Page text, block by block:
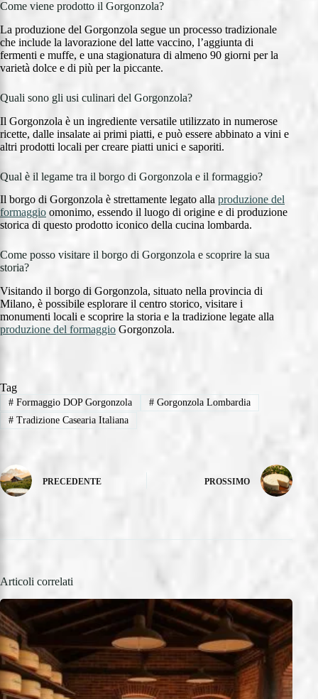
Come viene prodotto il Gorgonzola?
La produzione del Gorgonzola segue un processo tradizionale
che include la lavorazione del latte vaccino, l’aggiunta di
fermenti e muffe, e una stagionatura di almeno 90 giorni per la
varietà dolce e di più per la piccante.
Quali sono gli usi culinari del Gorgonzola?
Il Gorgonzola è un ingrediente versatile utilizzato in numerose
ricette, dalle insalate ai primi piatti, e può essere abbinato a vini e
altri prodotti locali per creare piatti unici e saporiti.
Qual è il legame tra il borgo di Gorgonzola e il formaggio?
Il borgo di Gorgonzola è strettamente legato alla produzione del
formaggio omonimo, essendo il luogo di origine e di produzione
storica di questo prodotto iconico della cucina lombarda.
Come posso visitare il borgo di Gorgonzola e scoprire la sua
storia?
Visitando il borgo di Gorgonzola, situato nella provincia di
Milano, è possibile esplorare il centro storico, visitare i
monumenti locali e scoprire la storia e la tradizione legate alla
produzione del formaggio Gorgonzola.
Tag
#Formaggio DOP Gorgonzola #Gorgonzola Lombardia
#Tradizione Casearia Italiana
PRECEDENTE PROSSIMO
Articoli correlati